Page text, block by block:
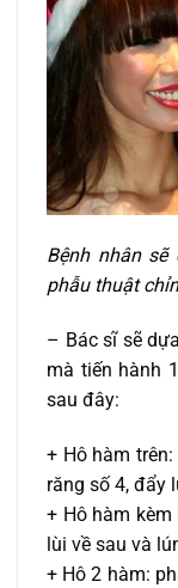
Bệnh nhân
phẫu thuật
– Bác sĩ sẽ
mà tiến hành
sau đây:
+ Hô hàm
răng số 4, đẩy
+ Hô hàm
lùi về sau và
+ Hô 2 hàm: